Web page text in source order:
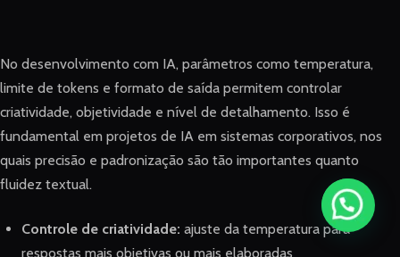
No desenvolvimento com IA, parâmetros como temperatura,
limite de tokens e formato de saída permitem controlar
criatividade, objetividade e nível de detalhamento. Isso é
fundamental em projetos de IA em sistemas corporativos, nos
quais precisão e padronização são tão importantes quanto
fluidez textual.
Controle de criatividade: ajuste da temperatura para
respostas mais objetivas ou mais elaboradas